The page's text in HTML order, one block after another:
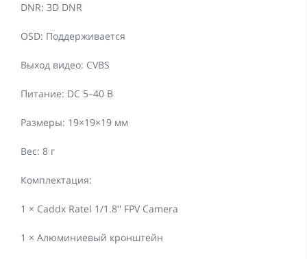
DNR: 3D DNR
OSD: Поддерживается
Выход видео: CVBS
Питание: DC 5–40 В
Размеры: 19×19×19 мм
Вес: 8 г
Комплектация:
1 × Caddx Ratel 1/1.8'' FPV Camera
1 × Алюминиевый кронштейн